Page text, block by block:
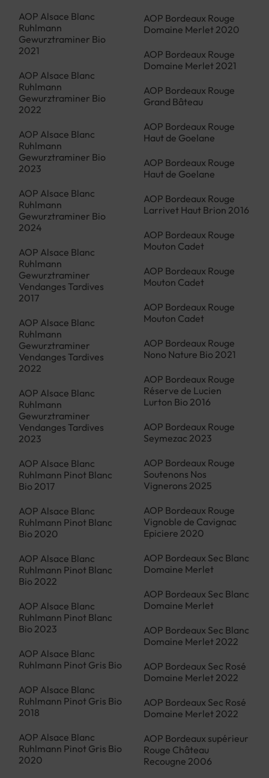
AOP Alsace Blanc
Ruhlmann
Gewurztraminer Bio
2021
AOP Alsace Blanc
Ruhlmann
Gewurztraminer Bio
2022
AOP Alsace Blanc
Ruhlmann
Gewurztraminer Bio
2023
AOP Alsace Blanc
Ruhlmann
Gewurztraminer Bio
2024
AOP Alsace Blanc
Ruhlmann
Gewurztraminer
Vendanges Tardives
2017
AOP Alsace Blanc
Ruhlmann
Gewurztraminer
Vendanges Tardives
2022
AOP Alsace Blanc
Ruhlmann
Gewurztraminer
Vendanges Tardives
2023
AOP Alsace Blanc
Ruhlmann Pinot Blanc
Bio 2017
AOP Alsace Blanc
Ruhlmann Pinot Blanc
Bio 2020
AOP Alsace Blanc
Ruhlmann Pinot Blanc
Bio 2022
AOP Alsace Blanc
Ruhlmann Pinot Blanc
Bio 2023
AOP Alsace Blanc
Ruhlmann Pinot Gris Bio
AOP Alsace Blanc
Ruhlmann Pinot Gris Bio
2018
AOP Alsace Blanc
Ruhlmann Pinot Gris Bio
2020
AOP Bordeaux Rouge
Domaine Merlet 2020
AOP Bordeaux Rouge
Domaine Merlet 2021
AOP Bordeaux Rouge
Grand Bâteau
AOP Bordeaux Rouge
Haut de Goelane
AOP Bordeaux Rouge
Haut de Goelane
AOP Bordeaux Rouge
Larrivet Haut Brion 2016
AOP Bordeaux Rouge
Mouton Cadet
AOP Bordeaux Rouge
Mouton Cadet
AOP Bordeaux Rouge
Mouton Cadet
AOP Bordeaux Rouge
Nono Nature Bio 2021
AOP Bordeaux Rouge
Réserve de Lucien
Lurton Bio 2016
AOP Bordeaux Rouge
Seymezac 2023
AOP Bordeaux Rouge
Soutenons Nos
Vignerons 2025
AOP Bordeaux Rouge
Vignoble de Cavignac
Epiciere 2020
AOP Bordeaux Sec Blanc
Domaine Merlet
AOP Bordeaux Sec Blanc
Domaine Merlet
AOP Bordeaux Sec Blanc
Domaine Merlet 2022
AOP Bordeaux Sec Rosé
Domaine Merlet 2022
AOP Bordeaux Sec Rosé
Domaine Merlet 2022
AOP Bordeaux supérieur
Rouge Château
Recougne 2006